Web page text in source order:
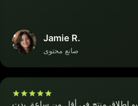
Jamie R.
صانع محتوى